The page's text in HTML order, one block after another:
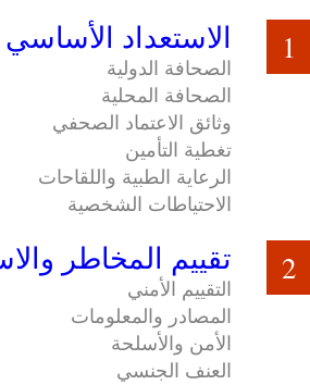
الاستعداد الأساسي
الصحافة الدولية
الصحافة المحلية
وثائق الاعتماد الصحفي
تغطية التأمين
الرعاية الطبية واللقاحات
الاحتياطات الشخصية
1
تقييم المخاطر
التقييم الأمني
المصادر والمعلومات
الأمن والأسلحة
العنف الجنسي
2